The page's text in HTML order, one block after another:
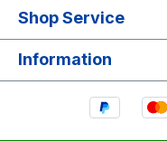
Shop Service
Information